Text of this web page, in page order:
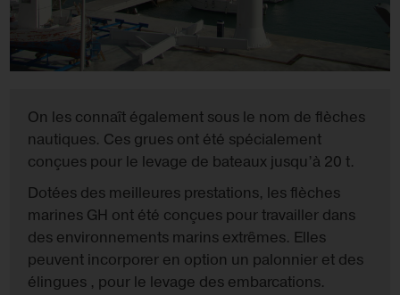
On les connaît également sous le nom de flèches
nautiques. Ces grues ont été spécialement
conçues pour le levage de bateaux jusqu’à 20 t.
Dotées des meilleures prestations, les flèches
marines GH ont été conçues pour travailler dans
des environnements marins extrêmes. Elles
peuvent incorporer en option un palonnier et des
élingues , pour le levage des embarcations.